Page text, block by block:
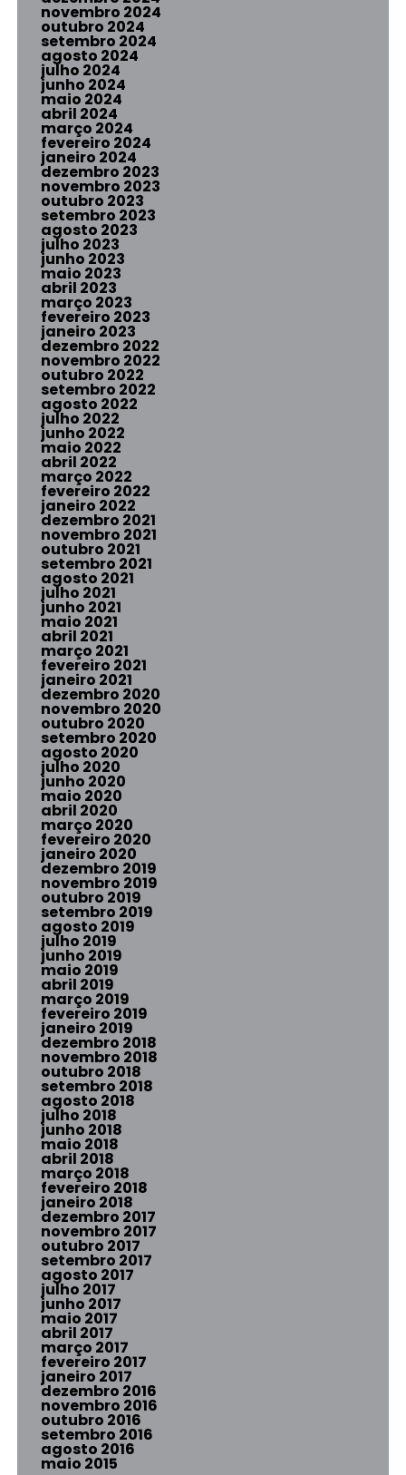
novembro 2024
outubro 2024
setembro 2024
agosto 2024
julho 2024
junho 2024
maio 2024
abril 2024
março 2024
fevereiro 2024
janeiro 2024
dezembro 2023
novembro 2023
outubro 2023
setembro 2023
agosto 2023
julho 2023
junho 2023
maio 2023
abril 2023
março 2023
fevereiro 2023
janeiro 2023
dezembro 2022
novembro 2022
outubro 2022
setembro 2022
agosto 2022
julho 2022
junho 2022
maio 2022
abril 2022
março 2022
fevereiro 2022
janeiro 2022
dezembro 2021
novembro 2021
outubro 2021
setembro 2021
agosto 2021
julho 2021
junho 2021
maio 2021
abril 2021
março 2021
fevereiro 2021
janeiro 2021
dezembro 2020
novembro 2020
outubro 2020
setembro 2020
agosto 2020
julho 2020
junho 2020
maio 2020
abril 2020
março 2020
fevereiro 2020
janeiro 2020
dezembro 2019
novembro 2019
outubro 2019
setembro 2019
agosto 2019
julho 2019
junho 2019
maio 2019
abril 2019
março 2019
fevereiro 2019
janeiro 2019
dezembro 2018
novembro 2018
outubro 2018
setembro 2018
agosto 2018
julho 2018
junho 2018
maio 2018
abril 2018
março 2018
fevereiro 2018
janeiro 2018
dezembro 2017
novembro 2017
outubro 2017
setembro 2017
agosto 2017
julho 2017
junho 2017
maio 2017
abril 2017
março 2017
fevereiro 2017
janeiro 2017
dezembro 2016
novembro 2016
outubro 2016
setembro 2016
agosto 2016
maio 2015